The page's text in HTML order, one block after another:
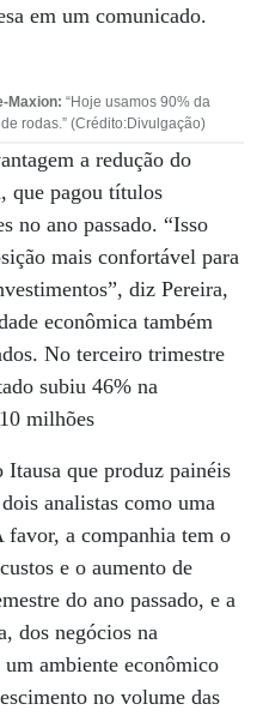
em um comunicado.
Maxion: “Hoje usamos 90% da
rodas.” (Crédito:Divulgação)
a redução do
que pagou títulos
no ano passado. “Isso
mais confortável para
diz Pereira,
econômica também
No terceiro trimestre
subiu 46% na
milhões
que produz painéis
analistas como uma
favor, a companhia tem o
e o aumento de
do ano passado, e a
dos negócios na
ambiente econômico
no volume das